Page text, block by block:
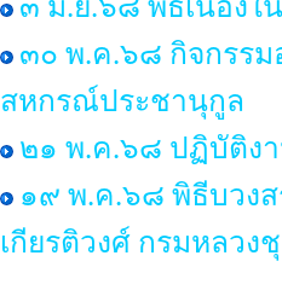
๓ มิ.ย.๖๘ พิธีเนื่องใ
๓๐ พ.ค.๖๘ กิจกรรม
สหกรณ์ประชานุกูล
๒๑ พ.ค.๖๘ ปฏิบัติง
๑๙ พ.ค.๖๘ พิธีบวงส
เกียรติวงศ์ กรมหลว